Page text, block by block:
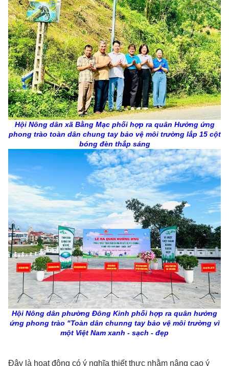
Hội Nông dân xã Bằng Mạc phối hợp ra quân Hưởng ứng
phong trào toàn dân chung tay bảo vệ môi trường lắp 15 cột
bóng đèn thắp sáng
Hội Nông dân phường Đông Kinh phối hợp ra quân hưởng
ứng phong trào "Toàn dân chunng tay bảo vệ môi trường vì
một Việt Nam xanh - sạch - đẹp
Đây là hoạt động có ý nghĩa thiết thực nhằm nâng cao ý